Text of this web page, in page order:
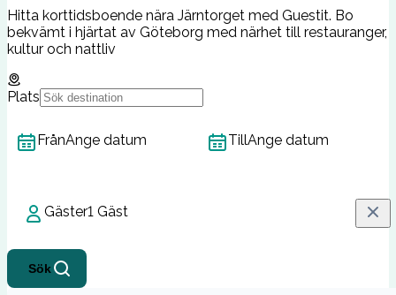
Hitta korttidsboende nära Järntorget med Guestit. Bo
bekvämt i hjärtat av Göteborg med närhet till restauranger,
kultur och nattliv
Plats
FrånAnge datum TillAnge datum
Gäster1 Gäst
Sök